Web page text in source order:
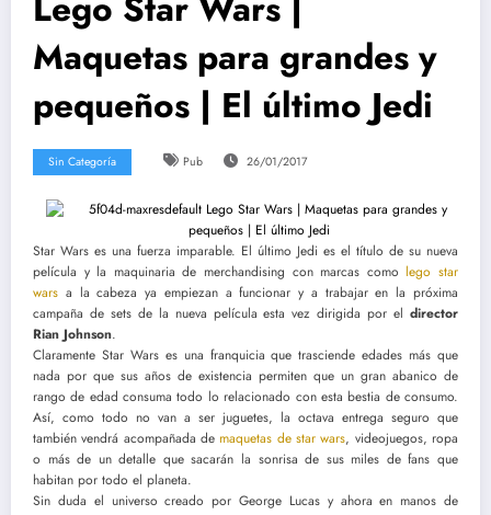
Maquetas para grandes y
pequeños | El último Jedi
Sin Categoría Pub 26/01/2017
Star Wars es una fuerza imparable. El último Jedi es el título de su nueva
película y la maquinaria de merchandising con marcas como lego star
wars a la cabeza ya empiezan a funcionar y a trabajar en la próxima
campaña de sets de la nueva película esta vez dirigida por el director
Rian Johnson.
Claramente Star Wars es una franquicia que trasciende edades más que
nada por que sus años de existencia permiten que un gran abanico de
rango de edad consuma todo lo relacionado con esta bestia de consumo.
Así, como todo no van a ser juguetes, la octava entrega seguro que
también vendrá acompañada de maquetas de star wars, videojuegos, ropa
o más de un detalle que sacarán la sonrisa de sus miles de fans que
habitan por todo el planeta.
Sin duda el universo creado por George Lucas y ahora en manos de